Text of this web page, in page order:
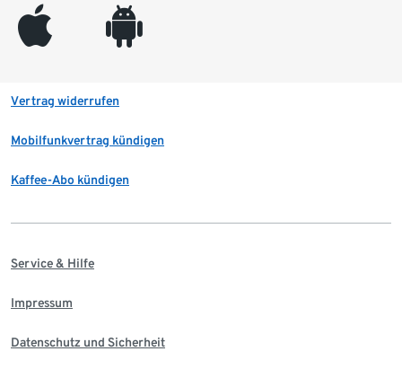
appleinc android
Vertrag widerrufen
Mobilfunkvertrag kündigen
Kaffee-Abo kündigen
Service & Hilfe
Impressum
Datenschutz und Sicherheit